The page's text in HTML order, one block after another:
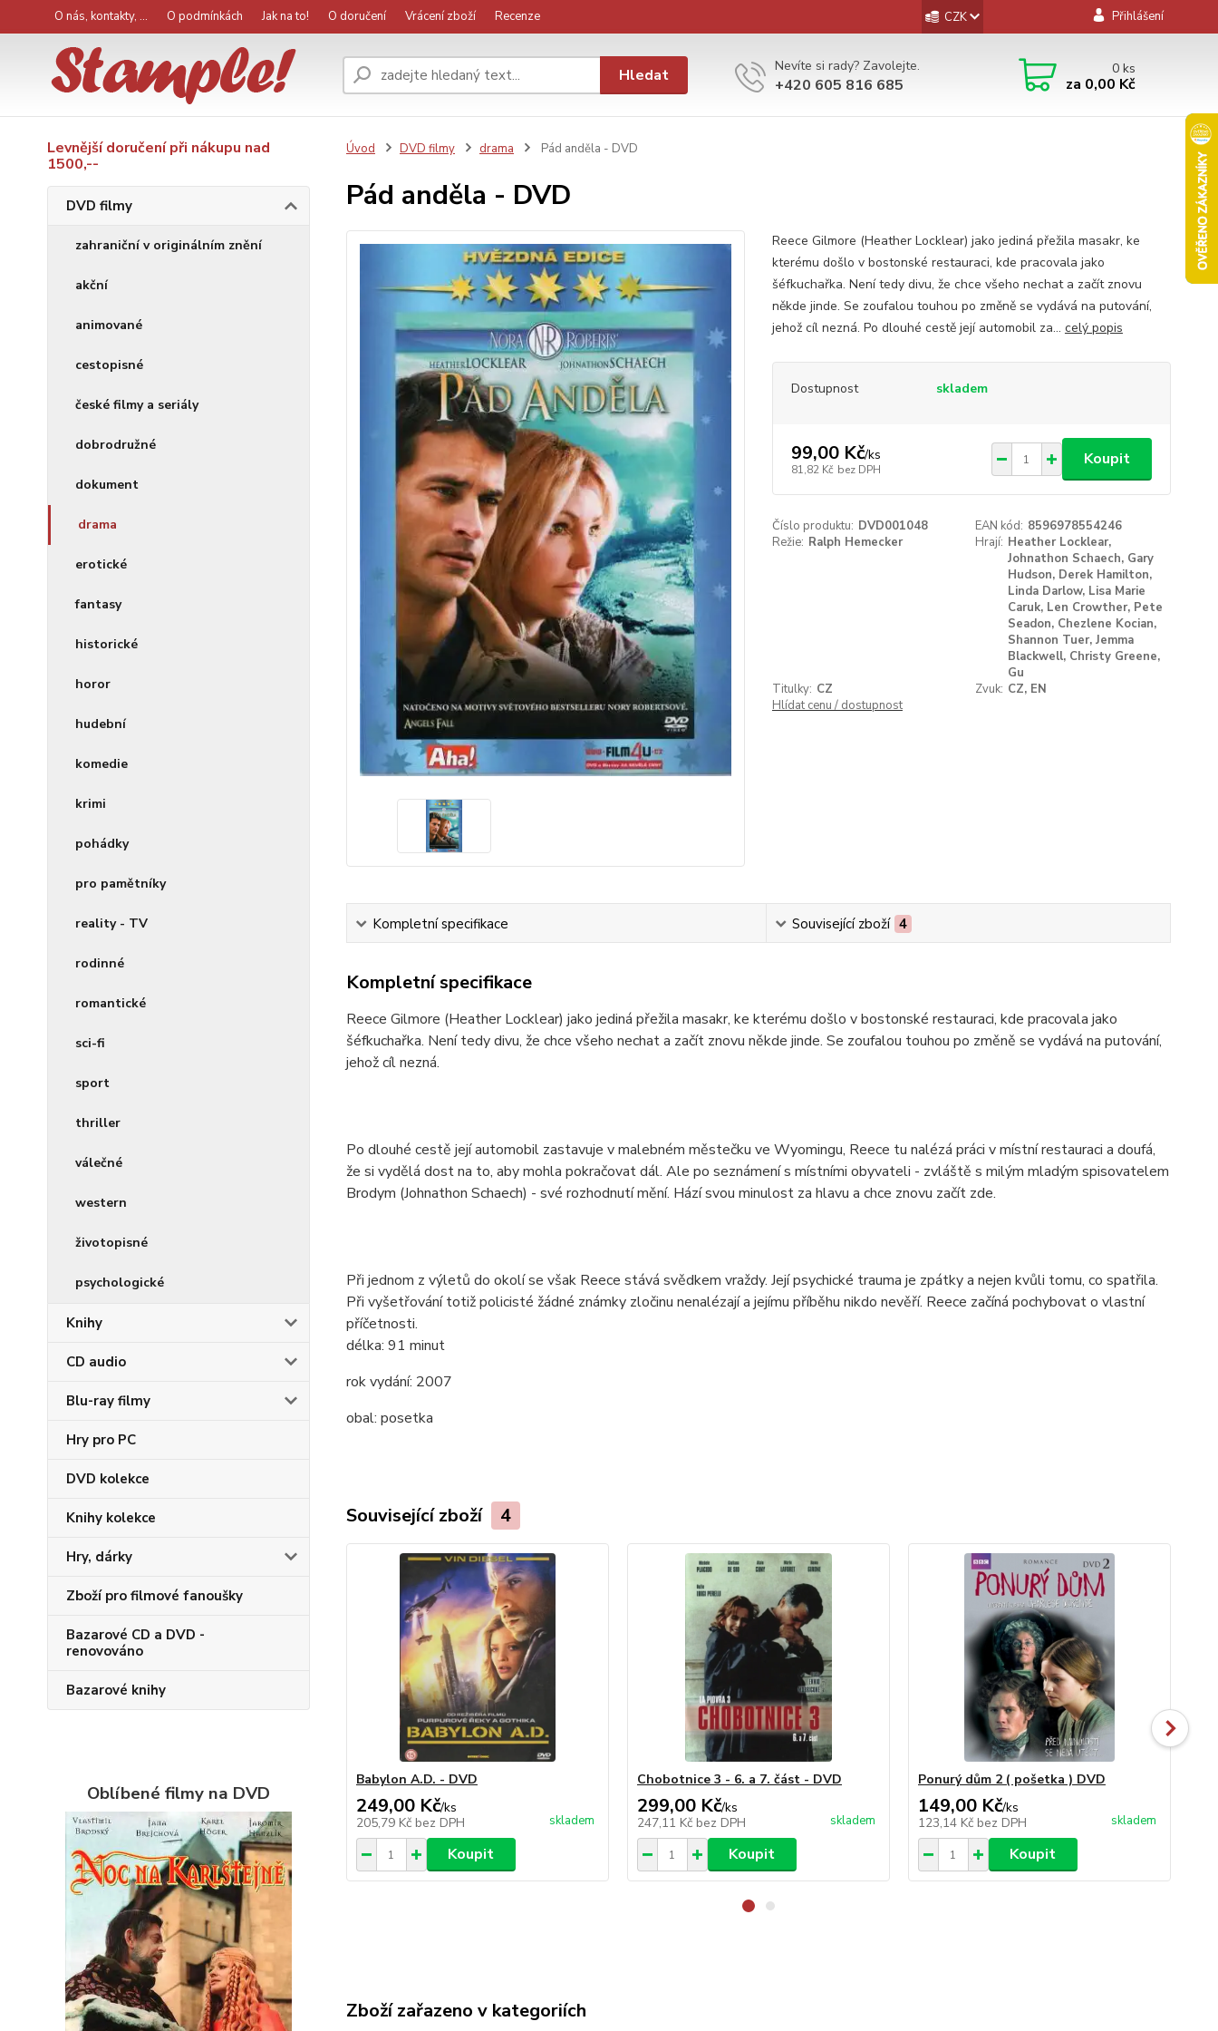
O nás, kontakty, ... O podmínkách Jak na to! O doručení Vrácení zboží Recenze CZK Přihlášení
Hledat Nevíte si rady? Zavolejte.
+420 605 816 685
0ks
za 0,00 Kč
Levnější doručení při nákupu nad
1500,--
DVD filmy
zahraniční v originálním znění
akční
animované
cestopisné
české filmy a seriály
dobrodružné
dokument
drama
erotické
fantasy
historické
horor
hudební
komedie
krimi
pohádky
pro pamětníky
reality - TV
rodinné
romantické
sci-fi
sport
thriller
válečné
western
životopisné
psychologické
Knihy
CD audio
Blu-ray filmy
Hry pro PC
DVD kolekce
Knihy kolekce
Hry, dárky
Zboží pro filmové fanoušky
Bazarové CD a DVD -
renovováno
Bazarové knihy
Oblíbené filmy na DVD
Úvod DVD filmy drama Pád anděla - DVD
Pád anděla - DVD
Reece Gilmore (Heather Locklear) jako jediná přežila masakr, ke
kterému došlo v bostonské restauraci, kde pracovala jako
šéfkuchařka. Není tedy divu, že chce všeho nechat a začít znovu
někde jinde. Se zoufalou touhou po změně se vydává na putování,
jehož cíl nezná. Po dlouhé cestě její automobil za... celý popis
Dostupnost skladem
99,00 Kč/ks
81,82 Kč bez DPH
Koupit
Číslo produktu: DVD001048 EAN kód: 8596978554246
Režie: Ralph Hemecker Hrají: Heather Locklear,
Johnathon Schaech, Gary
Hudson, Derek Hamilton,
Linda Darlow, Lisa Marie
Caruk, Len Crowther, Pete
Seadon, Chezlene Kocian,
Shannon Tuer, Jemma
Blackwell, Christy Greene,
Gu
Titulky: CZ Zvuk: CZ, EN
Hlídat cenu / dostupnost
Kompletní specifikace Související zboží 4
Kompletní specifikace
Reece Gilmore (Heather Locklear) jako jediná přežila masakr, ke kterému došlo v bostonské restauraci, kde pracovala jako
šéfkuchařka. Není tedy divu, že chce všeho nechat a začít znovu někde jinde. Se zoufalou touhou po změně se vydává na putování,
jehož cíl nezná.
Po dlouhé cestě její automobil zastavuje v malebném městečku ve Wyomingu, Reece tu nalézá práci v místní restauraci a doufá,
že si vydělá dost na to, aby mohla pokračovat dál. Ale po seznámení s místními obyvateli - zvláště s milým mladým spisovatelem
Brodym (Johnathon Schaech) - své rozhodnutí mění. Hází svou minulost za hlavu a chce znovu začít zde.
Při jednom z výletů do okolí se však Reece stává svědkem vraždy. Její psychické trauma je zpátky a nejen kvůli tomu, co spatřila.
Při vyšetřování totiž policisté žádné známky zločinu nenalézají a jejímu příběhu nikdo nevěří. Reece začíná pochybovat o vlastní
příčetnosti.
délka: 91 minut
rok vydání: 2007
obal: posetka
Související zboží 4
Babylon A.D. - DVD
249,00 Kč/ks
205,79 Kč bez DPH skladem
Koupit
Chobotnice 3 - 6. a 7. část - DVD
299,00 Kč/ks
247,11 Kč bez DPH skladem
Koupit
Ponurý dům 2 ( pošetka ) DVD
149,00 Kč/ks
123,14 Kč bez DPH skladem
Koupit
Zboží zařazeno v kategoriích